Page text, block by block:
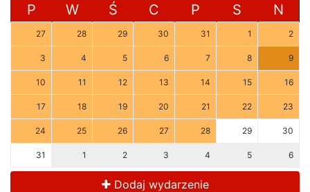
P W Ś C P S N
27 28 29 30 31 1 2
3 4 5 6 7 8 9
10 11 12 13 14 15 16
17 18 19 20 21 22 23
24 25 26 27 28 29 30
31 1 2 3 4 5 6
Dodaj wydarzenie